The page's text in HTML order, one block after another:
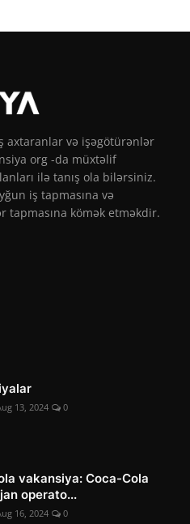
axtaranlar və işəgötürənlər
org -da müxtəlif
ilə tanış ola bilərsiniz.
iş tapmasına və
tapmasına kömək etməkdir.
13, 2024 0
vakansiya: Coca-Cola
operato...
16, 2024 0